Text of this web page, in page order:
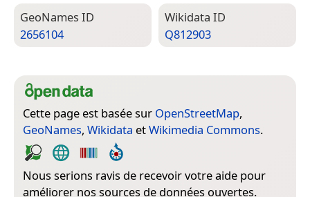
Geo­Names ID
2656104
Wiki­data ID
Q812903
Cette page est basée sur OpenStreetMap,
GeoNames, Wikidata etWikimedia Commons.
Nous serions ravis de recevoir votre aide pour
améliorer nos sources de données ouvertes.